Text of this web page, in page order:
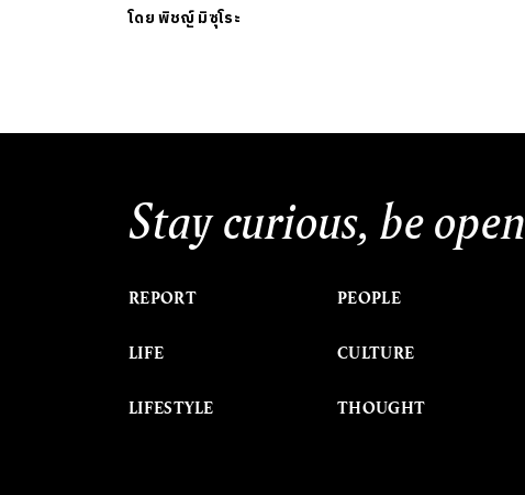
โดยพิชญ์ มิซุโระ
Stay curious, be open
REPORT
LIFE
LIFESTYLE
PEOPLE
CULTURE
THOUGHT